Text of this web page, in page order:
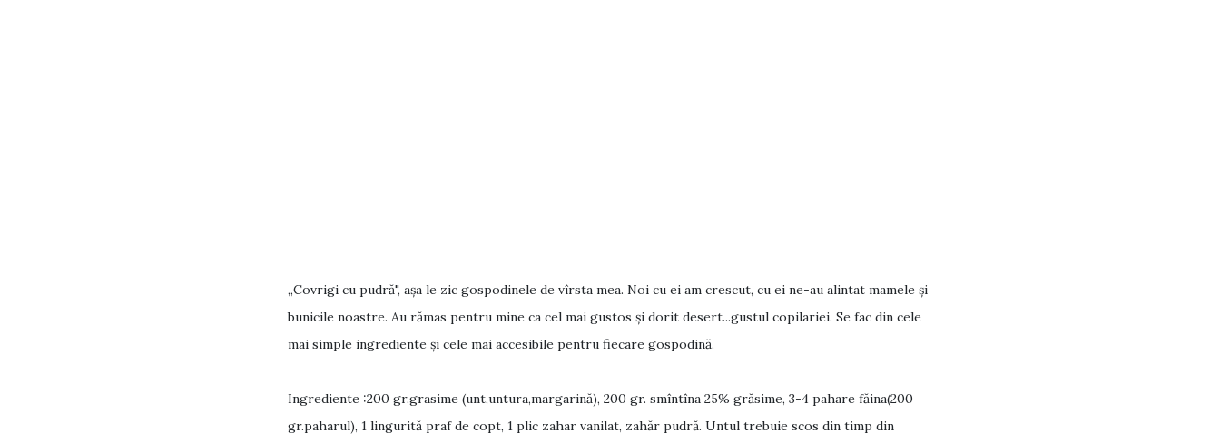
,,Covrigi cu pudră", așa le zic gospodinele de vîrsta mea. Noi cu ei am crescut, cu ei ne-au alintat mamele și
bunicile noastre. Au rămas pentru mine ca cel mai gustos și dorit desert...gustul copilariei. Se fac din cele
mai simple ingrediente și cele mai accesibile pentru fiecare gospodină.
Ingrediente :200 gr.grasime (unt,untura,margarină), 200 gr. smîntîna 25% grăsime, 3-4 pahare făina(200
gr.paharul), 1 lingurită praf de copt, 1 plic zahar vanilat, zahăr pudră. Untul trebuie scos din timp din